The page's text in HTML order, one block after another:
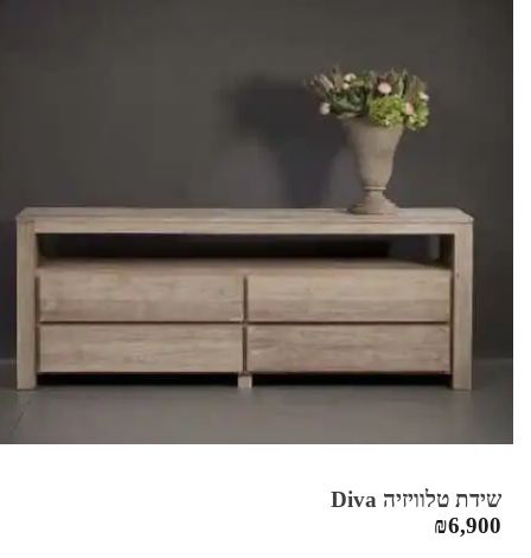
שידת טלוויזיה Diva
₪6,900